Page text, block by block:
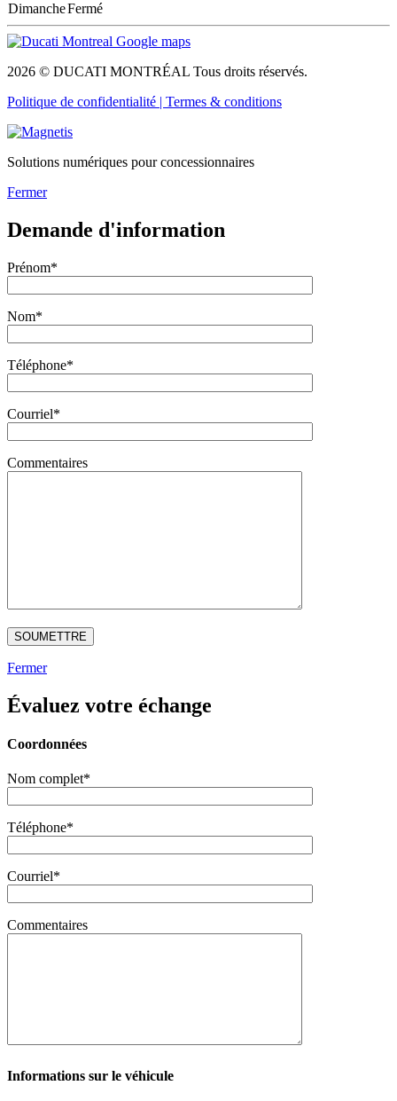
DimancheFermé
2026 © DUCATI MONTRÉAL Tous droits réservés.
Politique de confidentialité | Termes & conditions
Solutions numériques pour concessionnaires
Fermer
Demande d'information
Prénom*
Nom*
Téléphone*
Courriel*
Commentaires
Fermer
Évaluez votre échange
Coordonnées
Nom complet*
Téléphone*
Courriel*
Commentaires
Informations sur le véhicule